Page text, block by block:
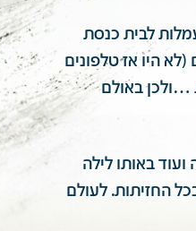
לבית כנסת
היו אז טלפונים
…ולכן באולם
באותו לילה
טנקים רבות בכל החזיתות. לעולם